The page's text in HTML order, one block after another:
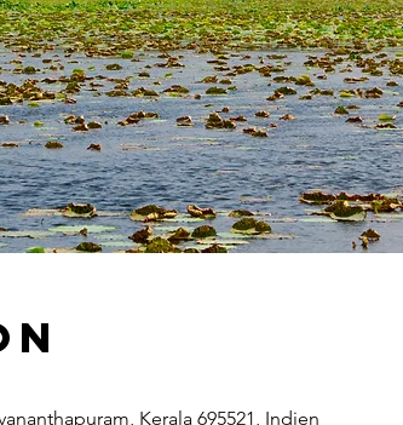
Kerala 695521, Indien